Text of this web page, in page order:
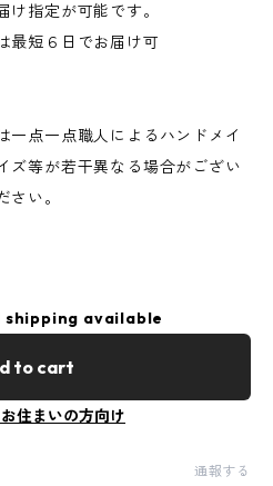
け指定が可能です。
最短６日でお届け可
一点一点職人によるハンドメイ
ズ等が若干異なる場合がござい
さい。
available
to cart
住まいの方向け
通報する